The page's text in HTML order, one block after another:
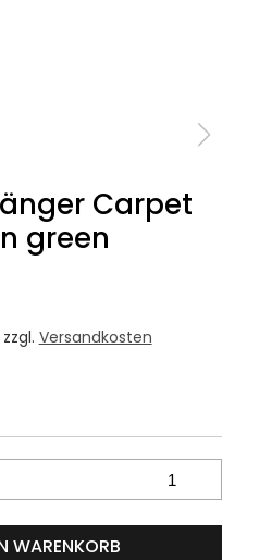
Carpet
green
Versandkosten
WARENKORB